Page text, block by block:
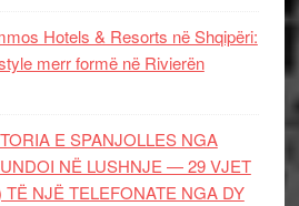
Hotels & Resorts në Shqipëri:
merr formë në Rivierën
E SPANJOLLES NGA
NË LUSHNJE — 29 VJET
TË NJË TELEFONATE NGA DY